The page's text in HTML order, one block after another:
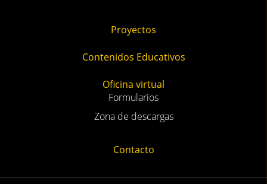
Proyectos
Contenidos Educativos
Oficina virtual
Formularios
Zona de descargas
Contacto